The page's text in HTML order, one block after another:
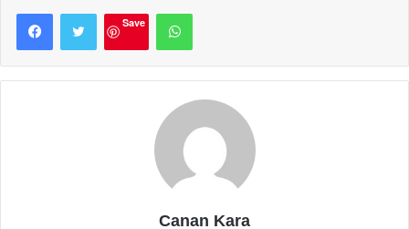
FacebookTwitter
Save
WhatsApp
Canan Kara